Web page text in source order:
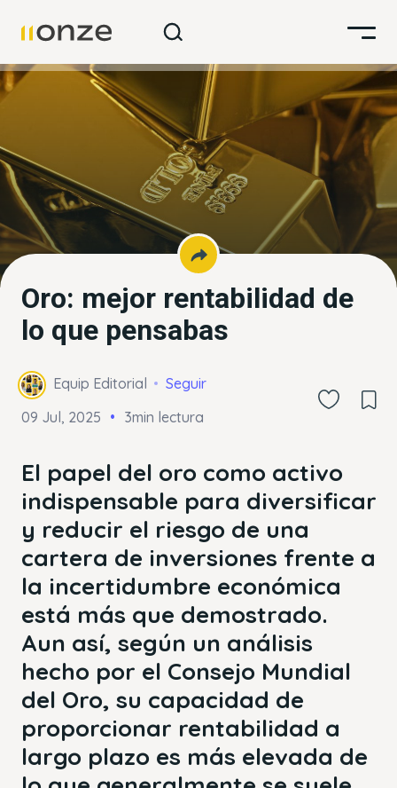
Oro: mejor rentabilidad de
lo que pensabas
Equip Editorial
Seguir
09 Jul, 2025
3min lectura
El papel del oro como activo
indispensable para diversificar
y reducir el riesgo de una
cartera de inversiones frente a
la incertidumbre económica
está más que demostrado.
Aun así, según un análisis
hecho por el Consejo Mundial
del Oro, su capacidad de
proporcionar rentabilidad a
largo plazo es más elevada de